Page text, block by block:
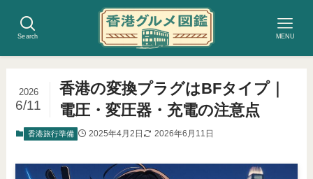
Search MENU
香港の変換プラグはBFタイプ｜
電圧・変圧器・充電の注意点
2026
6/11
香港旅行準備 2025年4月2日 2026年6月11日